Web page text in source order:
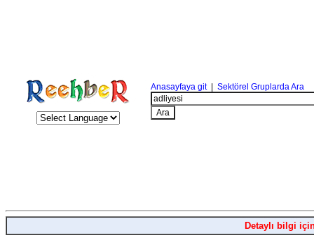
Anasayfaya git| Sektörel Gruplarda Ara
Detaylı bilgi